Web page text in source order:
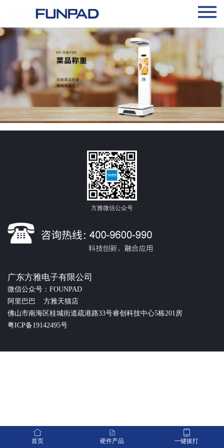
方雅微信公众号
广东方雅电子有限公司
微信公众号：FOUNPAD
阿里巴巴
方雅天猫店
佛山市南海区桂城街道疏港路33号睿创科技中心5栋201房
粤ICP备19142495号

首页

硬件产品

一键拔打